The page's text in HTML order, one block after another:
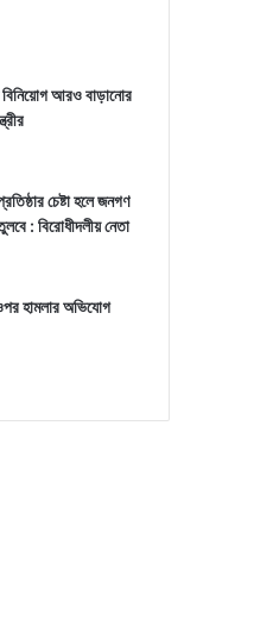
বিনিয়োগ আরও বাড়ানোর
চেষ্টা হলে জনগণ
: বিরোধীদলীয় নেতা
হামলার অভিযোগ